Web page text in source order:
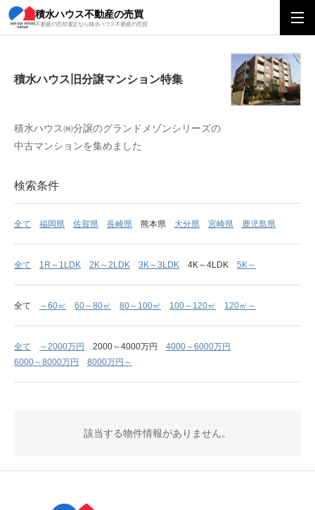
積水ハウス不動産の売買
不動産の売却査定なら積水ハウス不動産の売買
積水ハウス旧分譲マンション特集
積水ハウス旧分譲マンション特集
積水ハウス㈱分譲のグランドメゾンシリーズの
中古マンションを集めました
検索条件
全て 福岡県 佐賀県 長崎県 熊本県 大分県 宮崎県 鹿児島県
全て 1R～1LDK 2K～2LDK 3K～3LDK 4K～4LDK 5K～
全て ～60㎡ 60～80㎡ 80～100㎡ 100～120㎡ 120㎡～
全て ～2000万円 2000～4000万円
4000～6000万円
6000～8000万円
8000万円～
該当する物件情報がありません。